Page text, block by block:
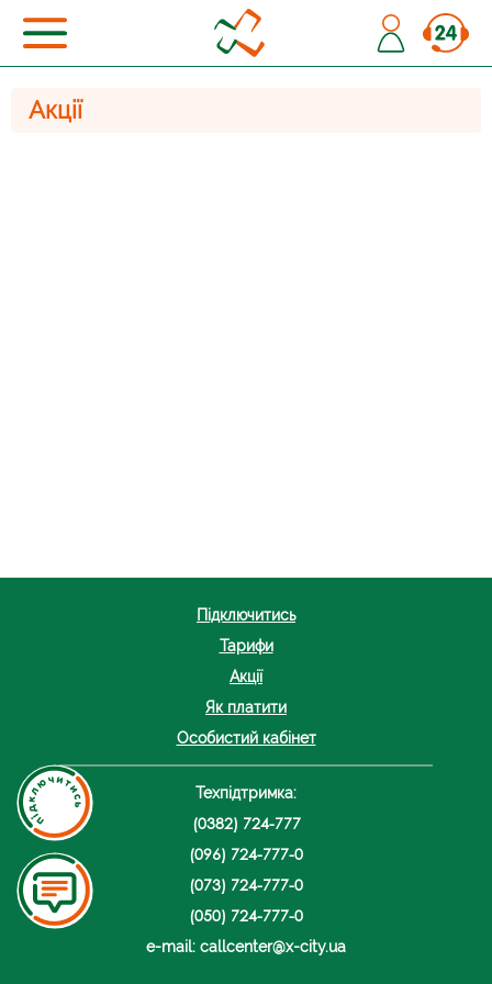
Акції
Підключитись
Тарифи
Акції
Як платити
Особистий кабінет
Техпідтримка:
(0382) 724-777
(096) 724-777-0
(073) 724-777-0
(050) 724-777-0
e-mail: callcenter@x-city.ua